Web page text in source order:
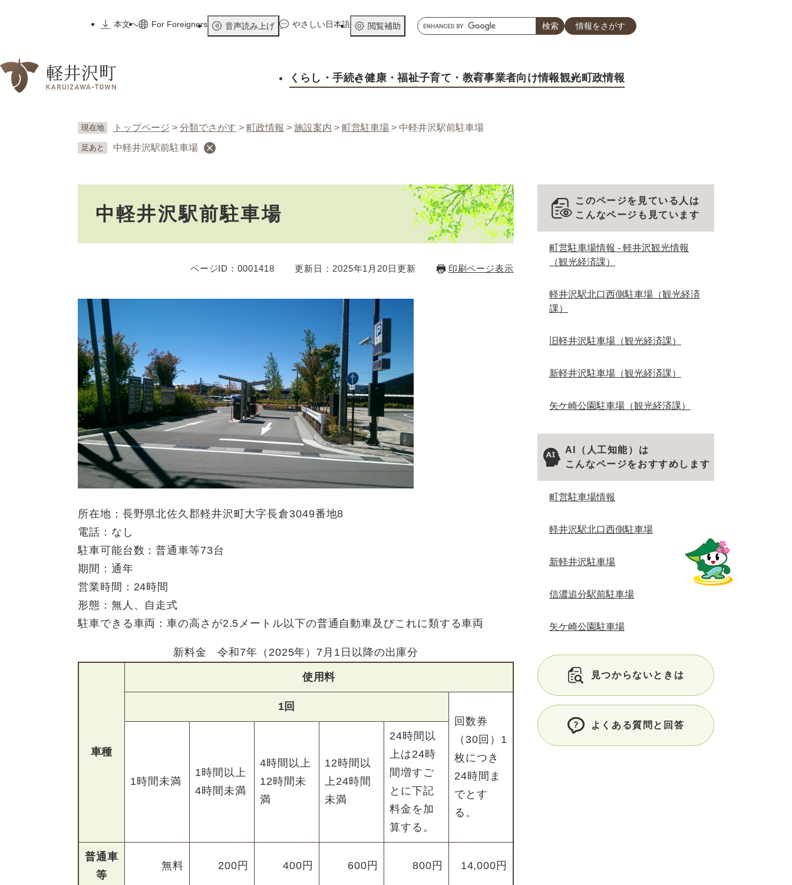
先
本文へ
For Foreigners 音声読み上げ やさしい日本語 閲覧補助
キ
ー
ド
情報をさがす
くらし ・手続き健康 ・福祉子育て ・教育事業者向け情報観光町政情報
現在地 トップページ > 分類でさがす > 町政情報 > 施設案内 > 町営駐車場 > 中軽井沢駅前駐車場
足あと 中軽井沢駅前駐車場
中軽井沢駅前駐車場
ページID：0001418 更新日：2025年1月20日更新 印刷ページ表示
所在地：長野県北佐久郡軽井沢町大字長倉3049番地8
電話：なし
駐車可能台数：普通車等73台
期間：通年
営業時間：24時間
形態：無人、自走式
駐車できる車両：車の高さが2.5メートル以下の普通自動車及びこれに類する車両
新料金 令和7年（2025年）7月1日以降の出庫分
車種
使用料
1回
回数券
（30回）1
枚につき
24時間ま
でとす
る。
1時間未満
1時間以上
4時間未満
4時間以上
12時間未
満
12時間以
上24時間
未満
24時間以
上は24時
間増すご
とに下記
料金を加
算する。
普通車
等
無料 200円 400円 600円 800円 14,000円
このページを見ている人は
こんなページも見ています
町営駐車場情報 - 軽井沢観光情報
（観光経済課）
軽井沢駅北口西側駐車場（観光経済
課）
旧軽井沢駐車場（観光経済課）
新軽井沢駐車場（観光経済課）
矢ケ崎公園駐車場（観光経済課）
AI（人工知能）は
こんなページをおすすめします
町営駐車場情報
軽井沢駅北口西側駐車場
新軽井沢駐車場
信濃追分駅前駐車場
矢ケ崎公園駐車場
見つからないときは
よくある質問と回答